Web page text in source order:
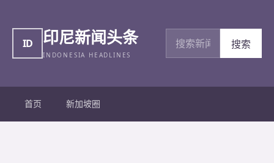
ID 印尼新闻头条
INDONESIA HEADLINES
搜索新闻
搜索
首页 新加坡圈